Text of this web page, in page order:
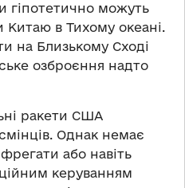
гіпотетично можуть
Китаю в Тихому океані.
на Близькому Сході
озброєння надто
ракети США
Однак немає
або навіть
керуванням